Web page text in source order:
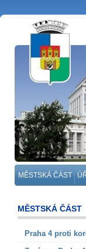
MĚSTSKÁ ČÁST
MĚSTSKÁ ČÁST
Praha 4 proti